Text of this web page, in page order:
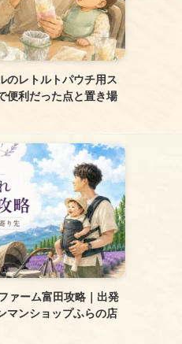
のレトルトパウチ用ス
便利だった点と置き場
ァーム富田攻略｜出発
マンショップふらの店